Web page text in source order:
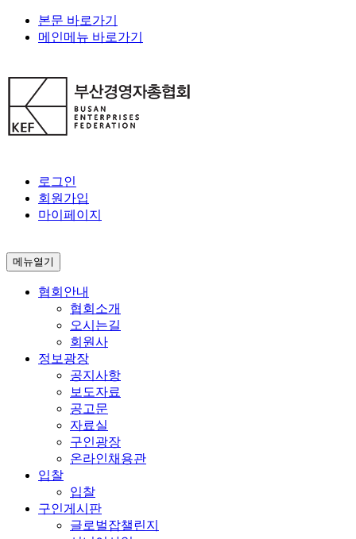
본문 바로가기
메인메뉴 바로가기
로그인
회원가입
마이페이지
메뉴열기
협회안내
협회소개
오시는길
회원사
정보광장
공지사항
보도자료
공고문
자료실
구인광장
온라인채용관
입찰
입찰
구인게시판
글로벌잡챌린지